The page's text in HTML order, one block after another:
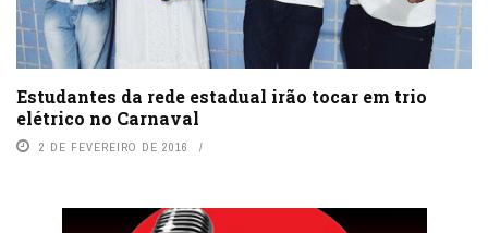
Estudantes da rede estadual irão tocar em trio
elétrico no Carnaval
2 DE FEVEREIRO DE 2016